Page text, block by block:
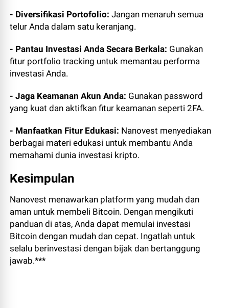
- Diversifikasi Portofolio: Jangan menaruh semua
telur Anda dalam satu keranjang.
- Pantau Investasi Anda Secara Berkala: Gunakan
fitur portfolio tracking untuk memantau performa
investasi Anda.
- Jaga Keamanan Akun Anda: Gunakan password
yang kuat dan aktifkan fitur keamanan seperti 2FA.
- Manfaatkan Fitur Edukasi: Nanovest menyediakan
berbagai materi edukasi untuk membantu Anda
memahami dunia investasi kripto.
Kesimpulan
Nanovest menawarkan platform yang mudah dan
aman untuk membeli Bitcoin. Dengan mengikuti
panduan di atas, Anda dapat memulai investasi
Bitcoin dengan mudah dan cepat. Ingatlah untuk
selalu berinvestasi dengan bijak dan bertanggung
jawab.***